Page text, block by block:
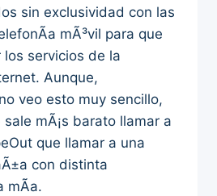
sin exclusividad con las
mÃ³vil para que
servicios de la
Aunque,
veo esto muy sencillo,
mÃ¡s barato llamar a
que llamar a una
con distinta
mÃ­a.